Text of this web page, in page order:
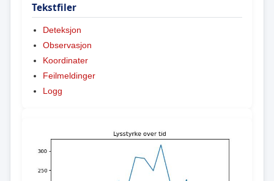
Tekstfiler
Deteksjon
Observasjon
Koordinater
Feilmeldinger
Logg